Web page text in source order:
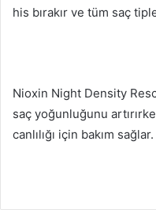
his bırakır ve tüm saç
Nioxin Night Density
saç yoğunluğunu
canlılığı için bakım sağlar.